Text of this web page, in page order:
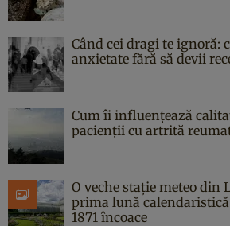
Când cei dragi te ignoră:
anxietate fără să devii
Cum îi influențează
pacienții cu artrită
O veche stație meteo din
prima lună
1871 încoace